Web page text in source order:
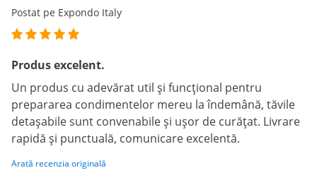
Postat pe Expondo Italy
Produs excelent.
Un produs cu adevărat util și funcțional pentru
prepararea condimentelor mereu la îndemână, tăvile
detașabile sunt convenabile și ușor de curățat. Livrare
rapidă și punctuală, comunicare excelentă.
Arată recenzia originală